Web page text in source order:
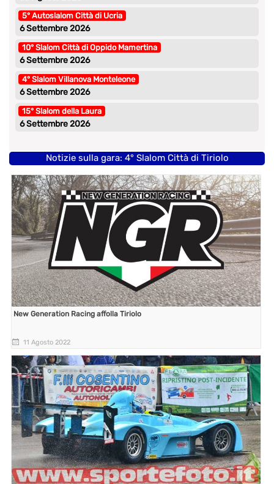
5° Autoslalom Città di Ucria
6 Settembre 2026
10° Slalom Città di Oppido Mamertina
6 Settembre 2026
4° Slalom Villanova Monteleone
6 Settembre 2026
15° Slalom della Laura
6 Settembre 2026
Notizie sulla gara: 4° Slalom Città di Tiriolo
New Generation Racing affolla Tiriolo
11 Agosto 2022